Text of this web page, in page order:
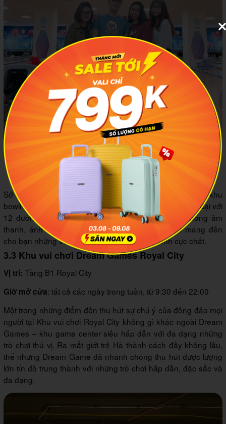
Heroworld Royal City sở hữu khu bowling siêu hiện đại.
Ảnh: @markdannis17
Sở hữu diện tích rộng rãi ấn tượng lên đến 3.000m2, khu
bowling tại đây được trang bị cơ sở vật chất cực kỳ hiện đại với
12 đường ném đạt tiêu chuẩn. Bên cạnh đó, hệ thống âm
thanh, ánh sáng cực ‘chanh sả’ tại đây hứa hẹn mang đến
cho bạn những trải nghiệm vui chơi và chụp ảnh cực chất.
3.3 Khu vui chơi Dream Games Royal City
Vị trí: Tầng B1 Royal City
Giờ mở cửa: tất cả các ngày trong tuần, từ 9:30 đến 22:00
Một trong những điểm đến thu hút sự chú ý của đông đảo mọi
người tại Khu vui chơi Royal City không gì khác ngoài Dream
Games – khu game center siêu hấp dẫn với đa dạng những
trò chơi thú vị. Ra mắt giới trẻ Hà thành cách đây không lâu,
thế nhưng Dream Game đã nhanh chóng thu hút được lượng
lớn tín đồ trung thành với những trò chơi hấp dẫn, đặc sắc và
đa dạng.